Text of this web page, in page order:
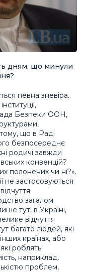
дням, що минули
певна зневіра.
Безпеки ООН,
що в Раді
безпосереднє
родичі завжди
конвенцій?
полонених чи ні?».
не застосовуються
загалом
тут, в Україні,
відчуття
багато людей, які
країнах, або
роблять
наприклад,
проблем,